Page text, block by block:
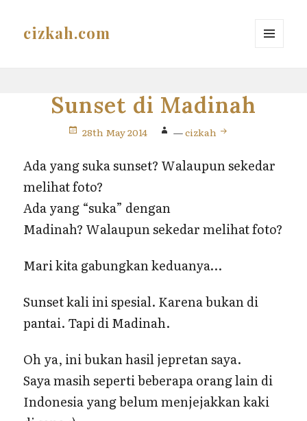
cizkah.com
Sunset di Madinah
28th May 2014 —cizkah
Ada yang suka sunset? Walaupun sekedar
melihat foto?
Ada yang “suka” dengan
Madinah? Walaupun sekedar melihat foto?
Mari kita gabungkan keduanya…
Sunset kali ini spesial. Karena bukan di
pantai. Tapi di Madinah.
Oh ya, ini bukan hasil jepretan saya.
Saya masih seperti beberapa orang lain di
Indonesia yang belum menjejakkan kaki